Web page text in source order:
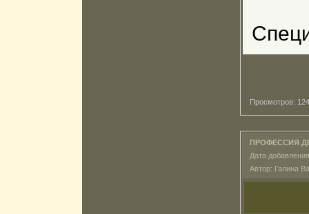
Просмотров:
ПРОФЕССИЯ
Дата
Автор: Галина